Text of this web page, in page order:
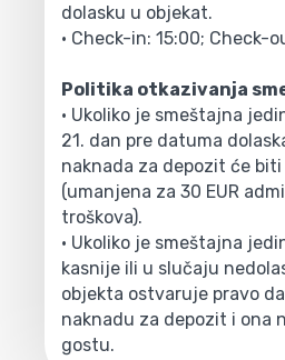
dolasku u objekat.
• Check-in: 15:00; Check-
Politika otkazivanja
• Ukoliko je smeštajna
21. dan pre datuma
naknada za depozit će
(umanjena za 30 EUR
troškova).
• Ukoliko je smeštajna
kasnije ili u slučaju
objekta ostvaruje pravo
naknadu za depozit i ona
gostu.